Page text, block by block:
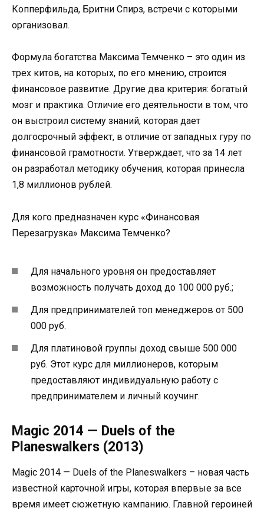
Копперфильда, Бритни Спирз, встречи с которыми
организовал.
Формула богатства Максима Темченко – это один из
трех китов, на которых, по его мнению, строится
финансовое развитие. Другие два критерия: богатый
мозг и практика. Отличие его деятельности в том, что
он выстроил систему знаний, которая дает
долгосрочный эффект, в отличие от западных гуру по
финансовой грамотности. Утверждает, что за 14 лет
он разработал методику обучения, которая принесла
1,8 миллионов рублей.
Для кого предназначен курс «Финансовая
Перезагрузка» Максима Темченко?
Для начального уровня он предоставляет
возможность получать доход до 100 000 руб.;
Для предпринимателей топ менеджеров от 500
000 руб.
Для платиновой группы доход свыше 500 000
руб. Этот курс для миллионеров, которым
предоставляют индивидуальную работу с
предпринимателем и личный коучинг.
Magic 2014 — Duels of the
Planeswalkers (2013)
Magic 2014 — Duels of the Planeswalkers – новая часть
известной карточной игры, которая впервые за все
время имеет сюжетную кампанию. Главной героиней